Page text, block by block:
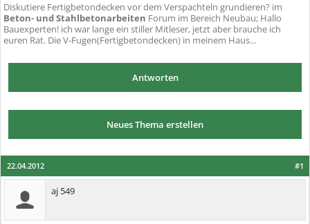
Diskutiere Fertigbetondecken vor dem Verspachteln grundieren? im
Beton- und Stahlbetonarbeiten Forum im Bereich Neubau; Hallo
Bauexperten! ich war lange ein stiller Mitleser, jetzt aber brauche ich
euren Rat. Die V-Fugen(Fertigbetondecken) in meinem Haus...
Antworten
Neues Thema erstellen
#1
22.04.2012
aj 549